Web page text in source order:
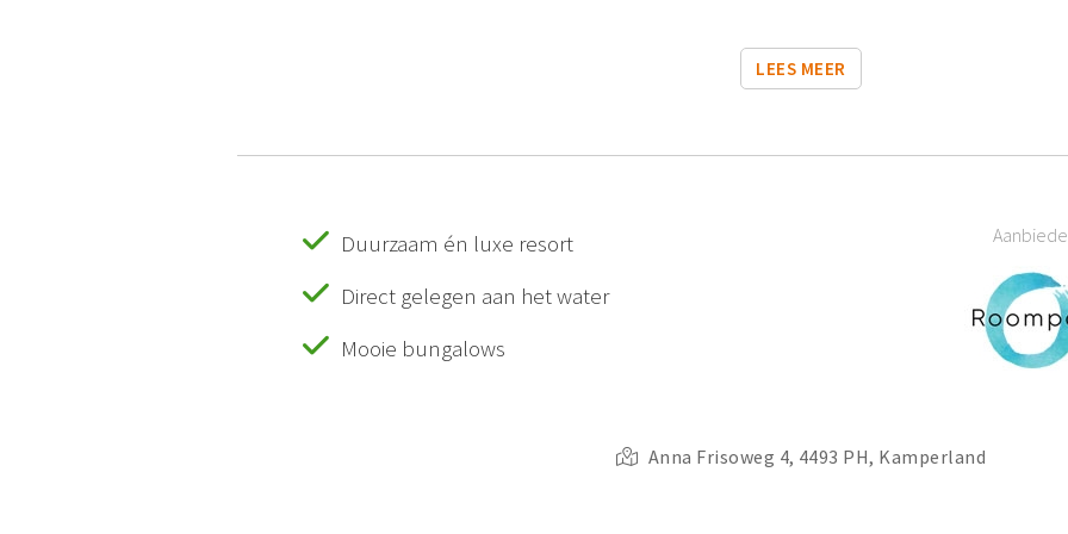
LEES MEER
Duurzaam én luxe resort
Direct gelegen aan het water
Mooie bungalows
Anna Frisoweg 4, 4493 PH, Kamperland